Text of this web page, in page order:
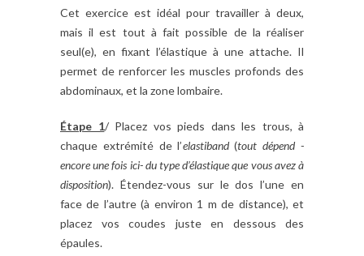
Cet exercice est idéal pour travailler à deux,
mais il est tout à fait possible de la réaliser
seul(e), en fixant l’élastique à une attache. Il
permet de renforcer les muscles profonds des
abdominaux, et la zone lombaire.
Étape 1/ Placez vos pieds dans les trous, à
chaque extrémité de l’elastiband(tout dépend -
encore une fois ici- du type d’élastique que vous avez à
disposition). Étendez-vous sur le dos l’une en
face de l’autre (à environ 1 m de distance), et
placez vos coudes juste en dessous des
épaules.